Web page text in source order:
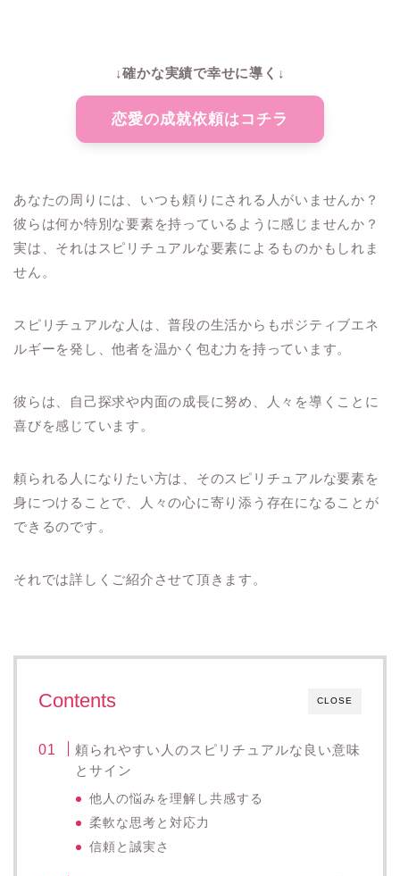
↓確かな実績で幸せに導く↓
恋愛の成就依頼はコチラ
あなたの周りには、いつも頼りにされる人がいませんか？
彼らは何か特別な要素を持っているように感じませんか？
実は、それはスピリチュアルな要素によるものかもしれま
せん。
スピリチュアルな人は、普段の生活からもポジティブエネ
ルギーを発し、他者を温かく包む力を持っています。
彼らは、自己探求や内面の成長に努め、人々を導くことに
喜びを感じています。
頼られる人になりたい方は、そのスピリチュアルな要素を
身につけることで、人々の心に寄り添う存在になることが
できるのです。
それでは詳しくご紹介させて頂きます。
CLOSE
Contents
頼られやすい人のスピリチュアルな良い意味
とサイン
他人の悩みを理解し共感する
柔軟な思考と対応力
信頼と誠実さ